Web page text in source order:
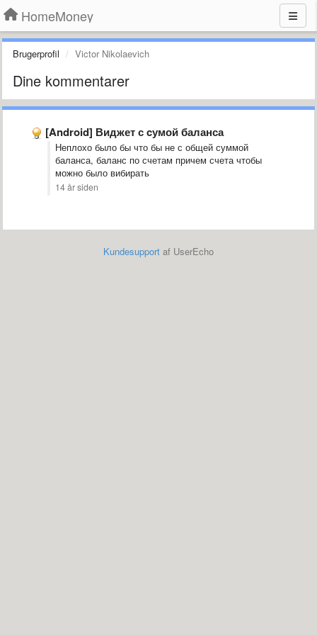
HomeMoney
Brugerprofil Victor Nikolaevich
Dine kommentarer
[Android] Виджет с cумой баланса
Неплохо было бы что бы не с общей суммой
баланса, баланс по счетам причем счета чтобы
можно было вибирать
14 år siden
Kundesupport af UserEcho